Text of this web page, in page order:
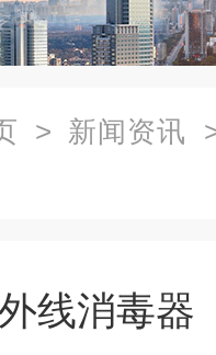
> 新闻资讯
线消毒器